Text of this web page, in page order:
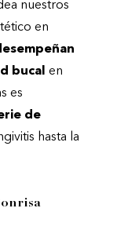
nuestros
en
bucal en
es
de
hasta la